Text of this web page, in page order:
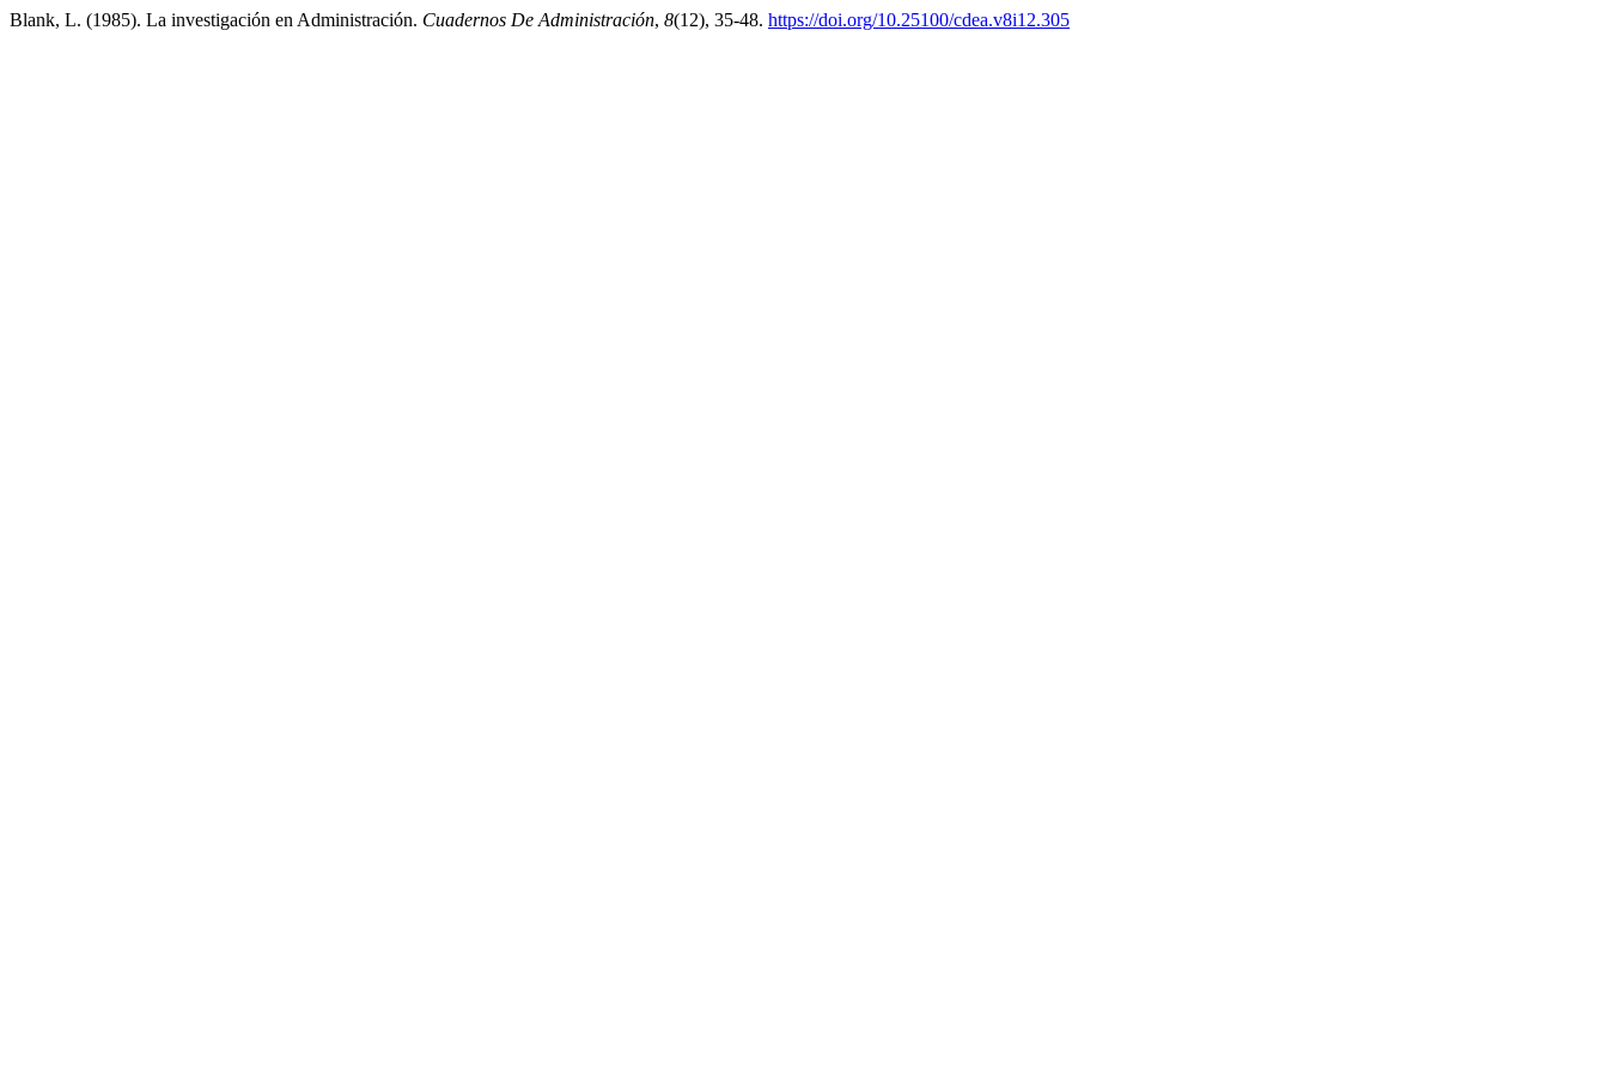
Blank, L. (1985). La investigación en Administración. Cuadernos De Administración, 8(12), 35-48. https://doi.org/10.25100/cdea.v8i12.305